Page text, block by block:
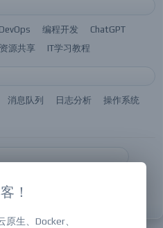
DevOps 编程开发
ChatGPT
资源共享 IT学习教程
消息队列 日志分析
操作系统
！
生、Docker、